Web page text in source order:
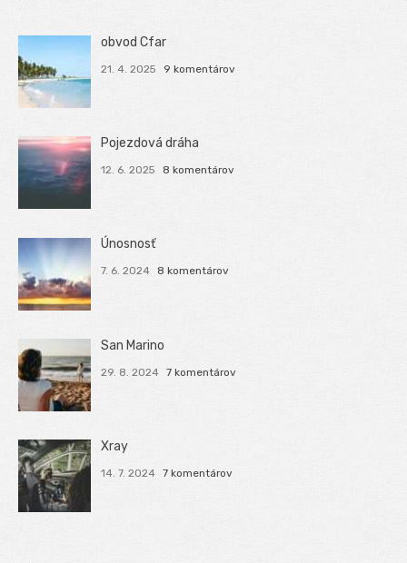
obvod Cfar
21. 4. 2025 9 komentárov
Pojezdová dráha
12. 6. 2025 8 komentárov
Únosnosť
7. 6. 2024 8 komentárov
San Marino
29. 8. 2024 7 komentárov
Xray
14. 7. 2024 7 komentárov